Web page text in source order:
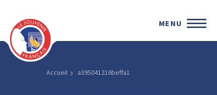
MENU
Accueil a395041216beffa1